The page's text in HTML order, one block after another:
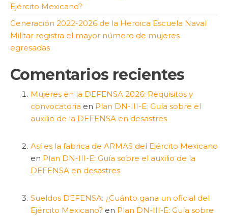
Ejército Mexicano?
Generación 2022-2026 de la Heroica Escuela Naval
Militar registra el mayor número de mujeres
egresadas
Comentarios recientes
Mujeres en la DEFENSA 2026: Requisitos y
convocatoria en Plan DN-III-E: Guía sobre el
auxilio de la DEFENSA en desastres
Así es la fabrica de ARMAS del Ejército Mexicano
en Plan DN-III-E: Guía sobre el auxilio de la
DEFENSA en desastres
Sueldos DEFENSA: ¿Cuánto gana un oficial del
Ejército Mexicano? en Plan DN-III-E: Guía sobre